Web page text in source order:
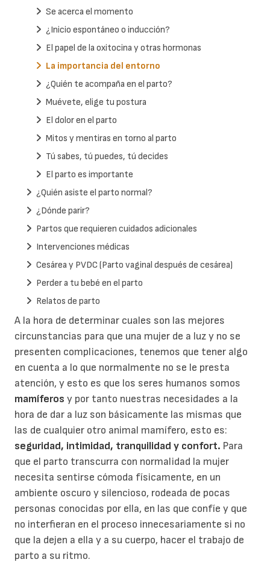
A la hora de determinar cuales son las mejores
circunstancias para que una mujer de a luz y no se
presenten complicaciones, tenemos que tener algo
en cuenta a lo que normalmente no se le presta
atención, y esto es que los seres humanos somos
mamíferos y por tanto nuestras necesidades a la
hora de dar a luz son básicamente las mismas que
las de cualquier otro animal mamífero, esto es:
seguridad, intimidad, tranquilidad y confort. Para
que el parto transcurra con normalidad la mujer
necesita sentirse cómoda físicamente, en un
ambiente oscuro y silencioso, rodeada de pocas
personas conocidas por ella, en las que confíe y que
no interfieran en el proceso innecesariamente si no
que la dejen a ella y a su cuerpo, hacer el trabajo de
parto a su ritmo.
Se acerca el momento
¿Inicio espontáneo o inducción?
El papel de la oxitocina y otras hormonas
La importancia del entorno
¿Quién te acompaña en el parto?
Muévete, elige tu postura
El dolor en el parto
Mitos y mentiras en torno al parto
Tú sabes, tú puedes, tú decides
El parto es importante
¿Quién asiste el parto normal?
¿Dónde parir?
Partos que requieren cuidados adicionales
Intervenciones médicas
Cesárea y PVDC (Parto vaginal después de cesárea)
Perder a tu bebé en el parto
Relatos de parto